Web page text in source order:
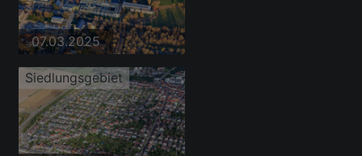
07.03.2025
Siedlungsgebiet